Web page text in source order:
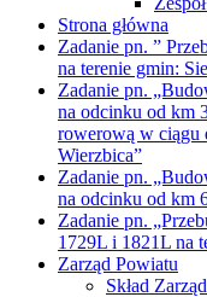
Strona główna
Zadanie pn. ”
na terenie gmin:
Zadanie pn.
na odcinku od km
rowerową w ciągu
Wierzbica”
Zadanie pn.
na odcinku od km
Zadanie pn.
1729L i 1821L na
Zarząd Powiatu
Skład